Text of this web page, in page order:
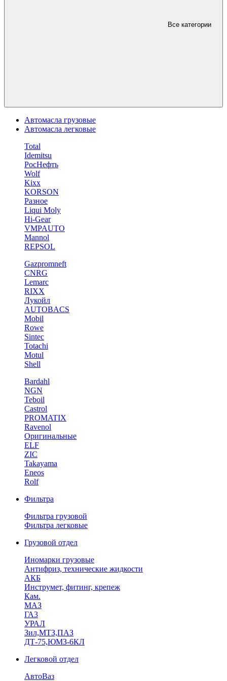
Все категории
Автомасла грузовые
Автомасла легковые
Total
Idemitsu
РосНефть
Wolf
Kixx
KORSON
Разное
Liqui Moly
Hi-Gear
VMPAUTO
Mannol
REPSOL
Gazpromneft
CNRG
Lemarc
RIXX
Лукойл
AUTOBACS
Mobil
Rowe
Sintec
Totachi
Motul
Shell
Bardahl
NGN
Teboil
Castrol
PROMATIX
Ravenol
Оригинальные
ELF
ZIC
Takayama
Eneos
Rolf
Фильтра
Фильтра грузовой
Фильтра легковые
Грузовой отдел
Иномарки грузовые
Антифриз, технические жидкости
АКБ
Инструмет, фитинг, крепеж
Кам.
МАЗ
ГА3
УРАЛ
Зил,МТЗ,ПАЗ
ДТ-75,ЮМЗ-6КЛ
Легковой отдел
АвтоВаз